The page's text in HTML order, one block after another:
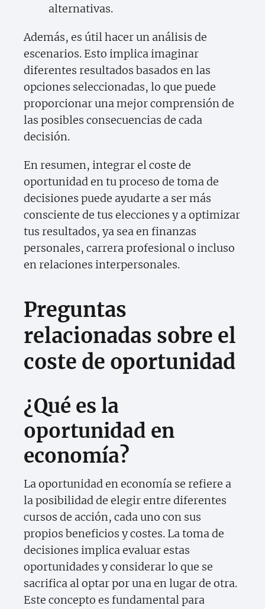
alternativas.
Además, es útil hacer un análisis de
escenarios. Esto implica imaginar
diferentes resultados basados en las
opciones seleccionadas, lo que puede
proporcionar una mejor comprensión de
las posibles consecuencias de cada
decisión.
En resumen, integrar el coste de
oportunidad en tu proceso de toma de
decisiones puede ayudarte a ser más
consciente de tus elecciones y a optimizar
tus resultados, ya sea en finanzas
personales, carrera profesional o incluso
en relaciones interpersonales.
Preguntas
relacionadas sobre el
coste de oportunidad
¿Qué es la
oportunidad en
economía?
La oportunidad en economía se refiere a
la posibilidad de elegir entre diferentes
cursos de acción, cada uno con sus
propios beneficios y costes. La toma de
decisiones implica evaluar estas
oportunidades y considerar lo que se
sacrifica al optar por una en lugar de otra.
Este concepto es fundamental para